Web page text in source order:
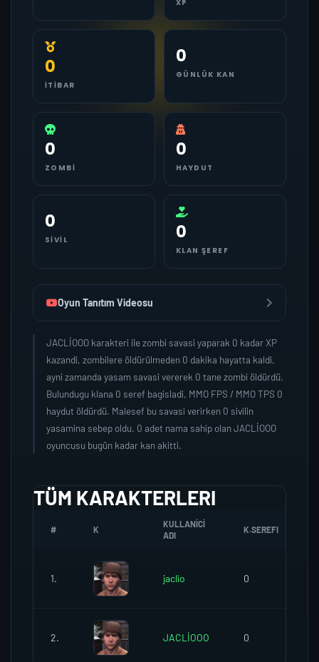
XP
0
İTIBAR
0
GÜNLÜK KAN
0
ZOMBI
0
HAYDUT
0
SIVIL 0
KLAN ŞEREF
Oyun Tanıtım Videosu
JACLİOOO karakteri ile zombi savasi yaparak 0 kadar XP
kazandi, zombilere öldürülmeden 0 dakika hayatta kaldi,
ayni zamanda yasam savasi vererek 0 tane zombi öldürdü.
Bulundugu klana 0 seref bagisladi, MMO FPS / MMO TPS 0
haydut öldürdü. Malesef bu savasi verirken 0 sivilin
yasamina sebep oldu. 0 adet nama sahip olan JACLİOOO
oyuncusu bugün kadar kan akitti.
TÜM KARAKTERLERI
# K
KULLANICI
ADI
K.SEREFI
1. jaclio 0
2. JACLİOOO 0